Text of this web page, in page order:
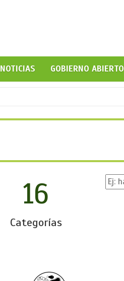
NOTICIAS GOBIERNO ABIERTO
16
Categorías